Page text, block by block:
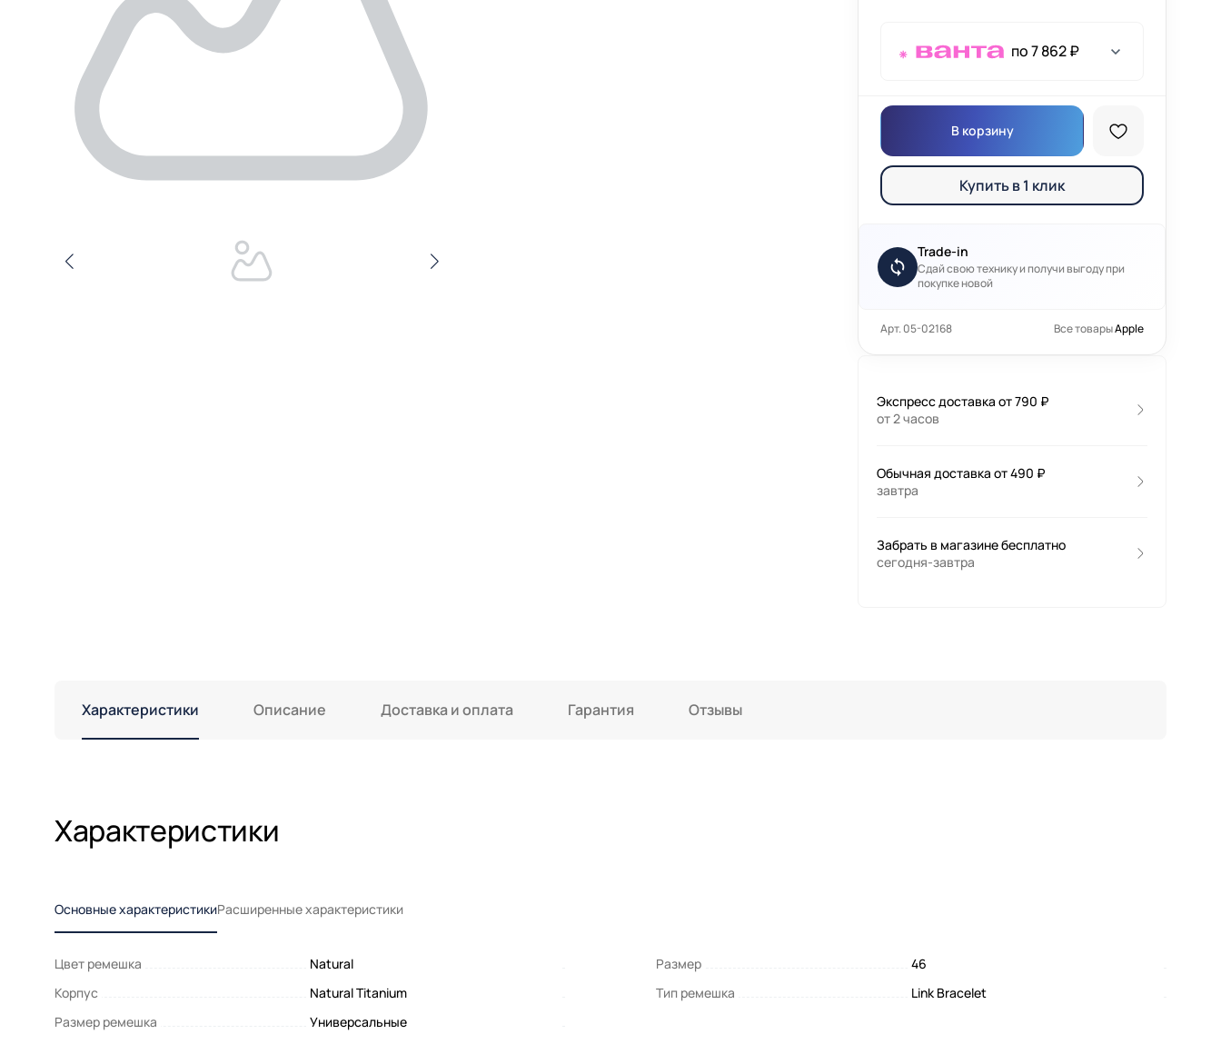
по 7 862 ₽
В корзину
Купить в 1 клик
Trade-in
Сдай свою технику и получи выгоду при
покупке новой
Арт. 05-02168 Все товарыApple
Экспресс доставка от 790 ₽
от 2 часов
Обычная доставка от 490 ₽
завтра
Забрать в магазине бесплатно
сегодня-завтра
Характеристики Описание Доставка и оплата Гарантия Отзывы
Характеристики
Основные характеристикиРасширенные характеристики
Цвет ремешка Natural Размер
46
Корпус
Natural Titanium Тип ремешка
Link Bracelet
Размер ремешка
Универсальные